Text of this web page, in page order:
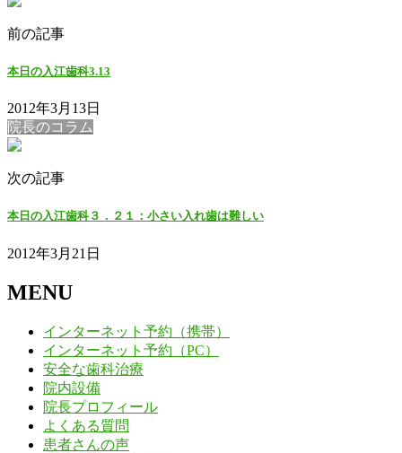
前の記事
本日の入江歯科3.13
2012年3月13日
院長のコラム
次の記事
本日の入江歯科３．２１：小さい入れ歯は難しい
2012年3月21日
MENU
インターネット予約（携帯）
インターネット予約（PC）
安全な歯科治療
院内設備
院長プロフィール
よくある質問
患者さんの声